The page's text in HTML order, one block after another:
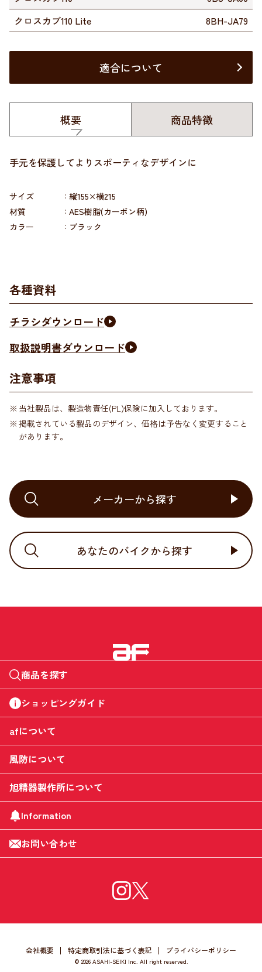
クロスカブ110 Lite
8BH-JA79
適合について
概要 商品特徴
手元を保護してよりスポーティなデザインに
サイズ
縦155×横215
材質
AES樹脂(カーボン柄)
カラー
ブラック
各種資料
チラシダウンロード
取扱説明書ダウンロード
注意事項
当社製品は、製造物責任(PL)保険に加入しております。
掲載されている製品のデザイン、価格は予告なく変更すること
があります。
メーカーから探す
あなたのバイクから探す
商品を探す
ショッピングガイド
afについて
風防について
旭精器製作所について
Information
お問い合わせ
会社概要 特定商取引法に基づく表記 プライバシーポリシー
© 2026 ASAHI-SEIKI Inc. All right reserved.